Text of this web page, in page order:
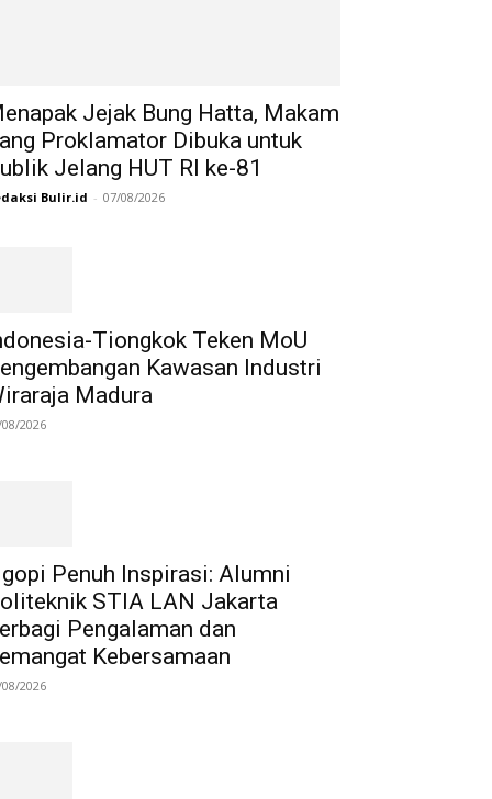
Jejak Bung Hatta, Makam
Proklamator Dibuka untuk
Jelang HUT RI ke-81
Bulir.id - 07/08/2026
Tiongkok Teken MoU
Kawasan Industri
Madura
2026
Penuh Inspirasi: Alumni
STIA LAN Jakarta
Pengalaman dan
Kebersamaan
2026